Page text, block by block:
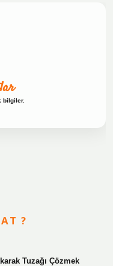
bilgiler.
?
Tuzağı Çözmek